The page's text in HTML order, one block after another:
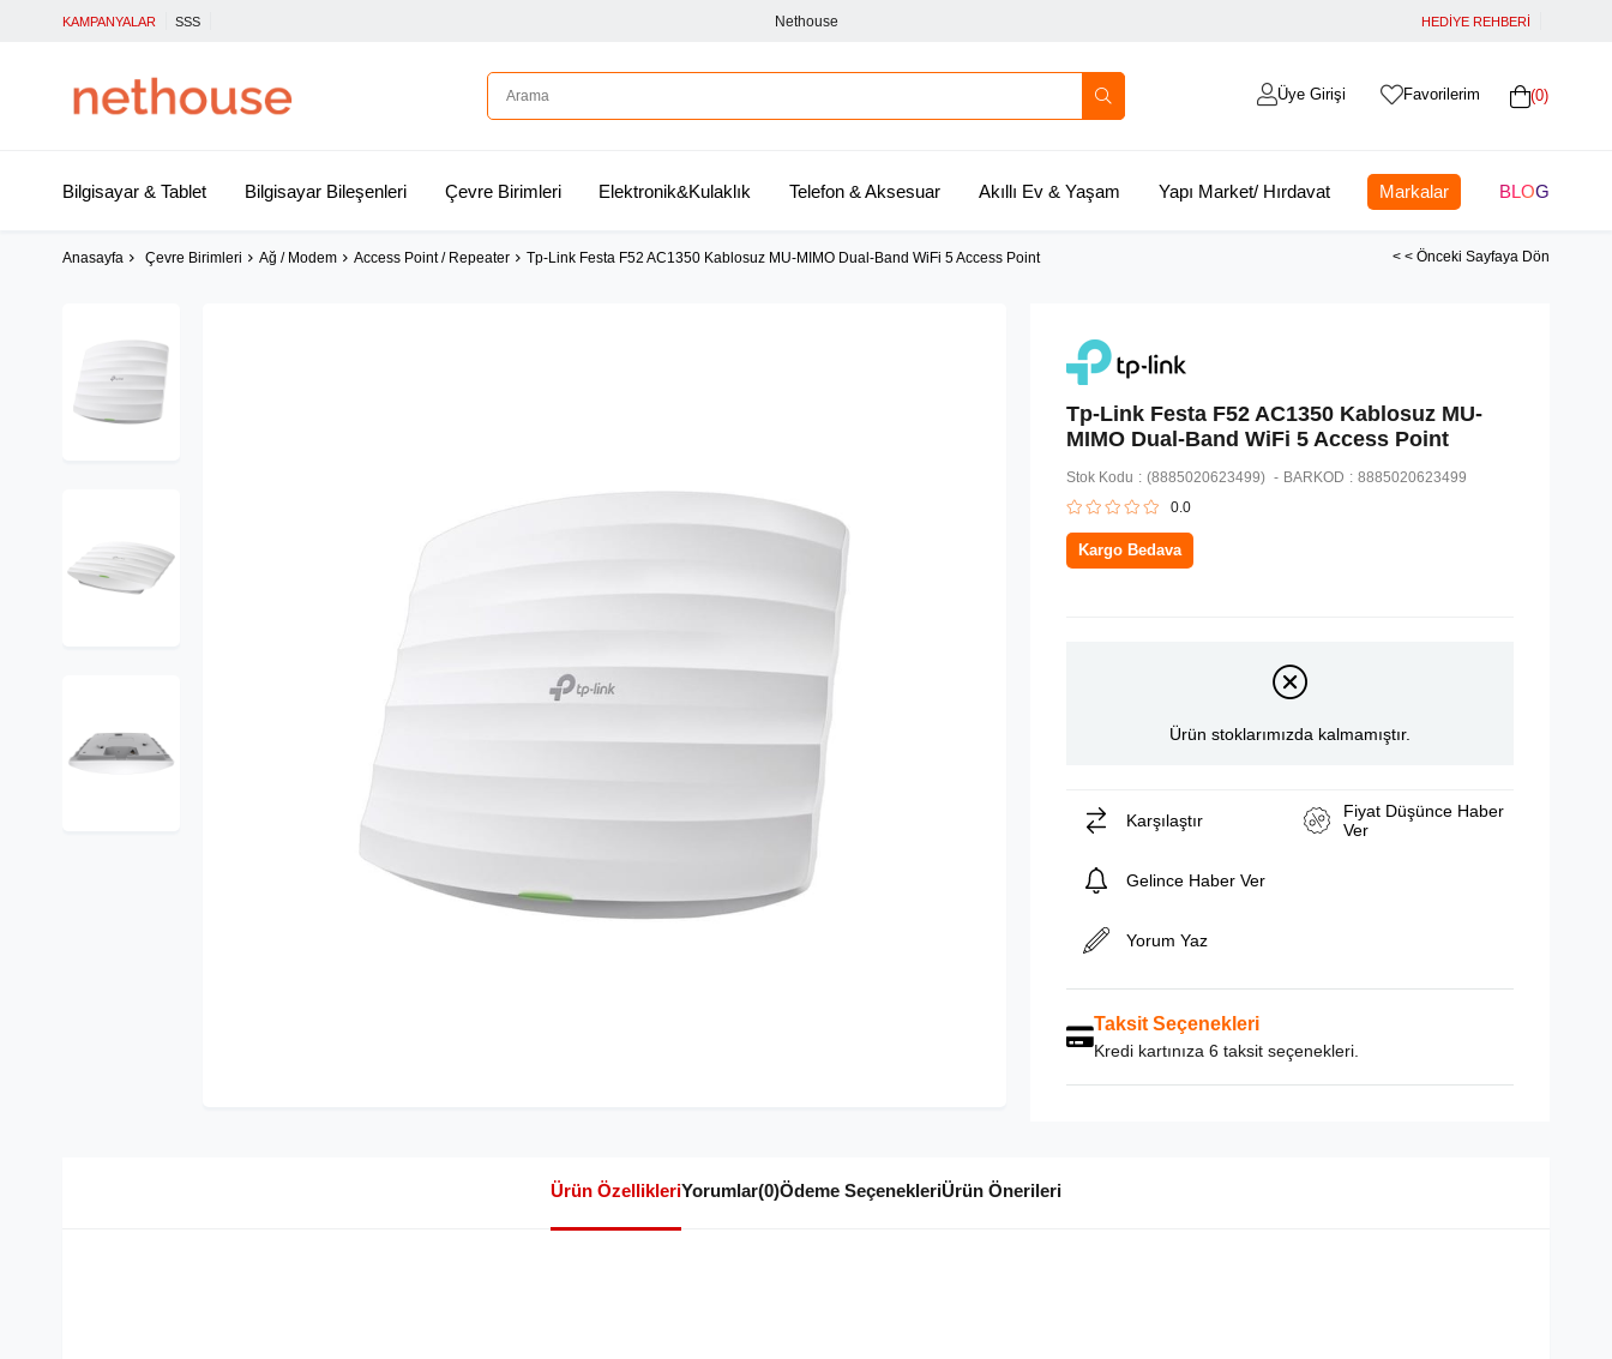
KAMPANYALAR SSS Nethouse HEDİYE REHBERİ
0
Favorilerim
Üye Girişi
Bilgisayar & Tablet Bilgisayar Bileşenleri Çevre Birimleri Elektronik&Kulaklık Telefon & Aksesuar Akıllı Ev & Yaşam Yapı Market/ Hırdavat Markalar BLOG
Anasayfa Çevre Birimleri Ağ / Modem Access Point / Repeater Tp-Link Festa F52 AC1350 Kablosuz MU-MIMO Dual-Band WiFi 5 Access Point < < Önceki Sayfaya Dön
Tp-Link Festa F52 AC1350 Kablosuz MU-
MIMO Dual-Band WiFi 5 Access Point
Stok Kodu (8885020623499) BARKOD : 8885020623499
0.0
Kargo Bedava
Ürün stoklarımızda kalmamıştır.
Karşılaştır
Fiyat Düşünce Haber
Ver
Gelince Haber Ver
Yorum Yaz
Taksit Seçenekleri
Kredi kartınıza 6 taksit seçenekleri.
Ürün ÖzellikleriYorumlar(0)Ödeme SeçenekleriÜrün Önerileri